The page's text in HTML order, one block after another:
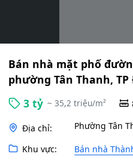
Bán nhà mặt phố
phường Tân Thanh,
3 tỷ ~ 35,2 triệu/m²
Địa chỉ: Phường Tân
Khu vực:
Bán nhà